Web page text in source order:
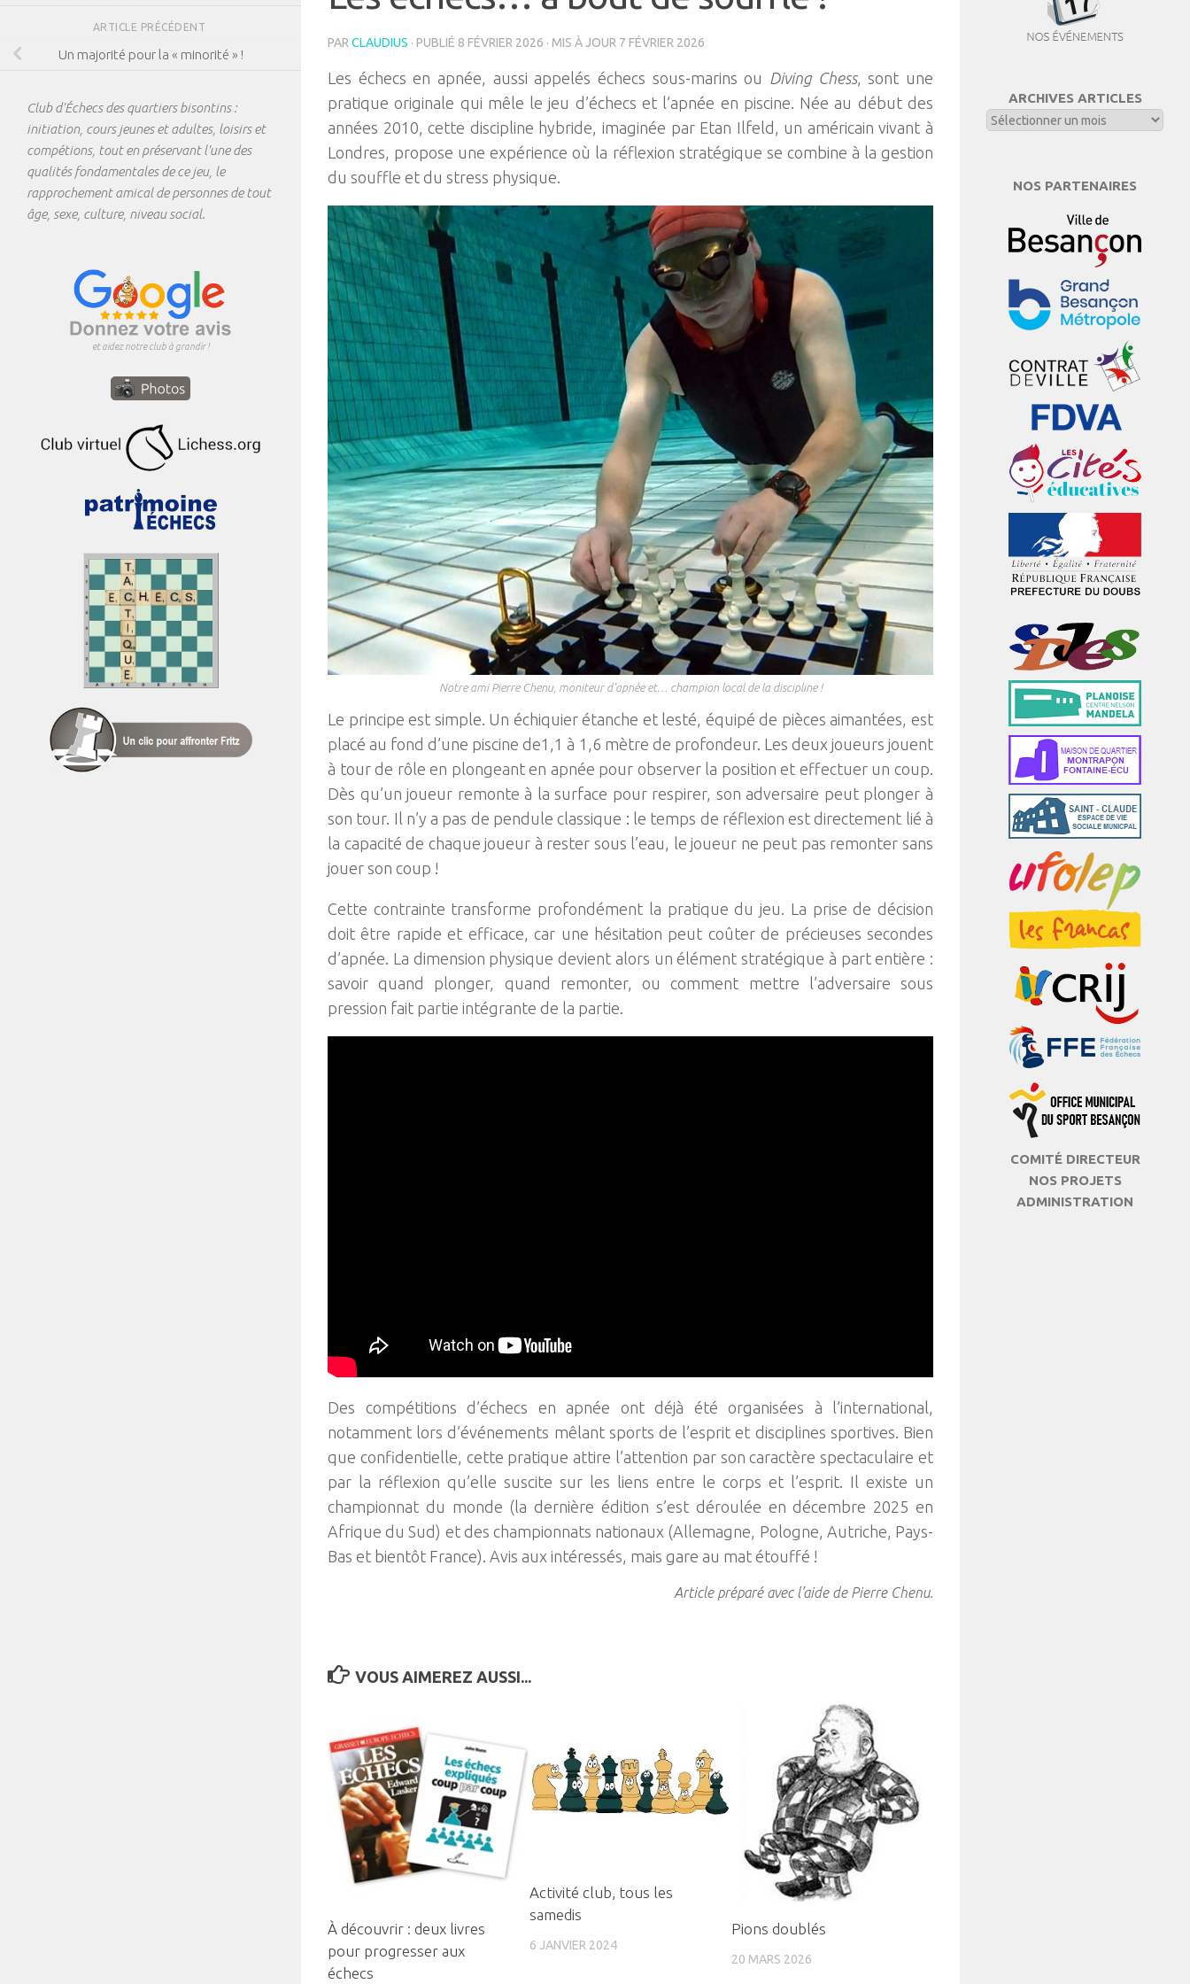
PAR CLAUDIUS · PUBLIÉ 8 FÉVRIER 2026 · MIS À JOUR 7 FÉVRIER 2026
Les échecs en apnée, aussi appelés échecs sous-marins ou Diving Chess, sont une
pratique originale qui mêle le jeu d’échecs et l’apnée en piscine. Née au début des
années 2010, cette discipline hybride, imaginée par Etan Ilfeld, un américain vivant à
Londres, propose une expérience où la réflexion stratégique se combine à la gestion
du souffle et du stress physique.
Notre ami Pierre Chenu, moniteur d’apnée et… champion local de la discipline !
Le principe est simple. Un échiquier étanche et lesté, équipé de pièces aimantées, est
placé au fond d’une piscine de1,1 à 1,6 mètre de profondeur. Les deux joueurs jouent
à tour de rôle en plongeant en apnée pour observer la position et effectuer un coup.
Dès qu’un joueur remonte à la surface pour respirer, son adversaire peut plonger à
son tour. Il n’y a pas de pendule classique : le temps de réflexion est directement lié à
la capacité de chaque joueur à rester sous l’eau, le joueur ne peut pas remonter sans
jouer son coup !
Cette contrainte transforme profondément la pratique du jeu. La prise de décision
doit être rapide et efficace, car une hésitation peut coûter de précieuses secondes
d’apnée. La dimension physique devient alors un élément stratégique à part entière :
savoir quand plonger, quand remonter, ou comment mettre l’adversaire sous
pression fait partie intégrante de la partie.
Des compétitions d’échecs en apnée ont déjà été organisées à l’international,
notamment lors d’événements mêlant sports de l’esprit et disciplines sportives. Bien
que confidentielle, cette pratique attire l’attention par son caractère spectaculaire et
par la réflexion qu’elle suscite sur les liens entre le corps et l’esprit. Il existe un
championnat du monde (la dernière édition s’est déroulée en décembre 2025 en
Afrique du Sud) et des championnats nationaux (Allemagne, Pologne, Autriche, Pays-
Bas et bientôt France). Avis aux intéressés, mais gare au mat étouffé !
Article préparé avec l’aide de Pierre Chenu.
VOUS AIMEREZ AUSSI...
À découvrir : deux livres
pour progresser aux
échecs
Activité club, tous les
samedis
6 JANVIER 2024
Pions doublés
20 MARS 2026
ARTICLE PRÉCÉDENT
Un majorité pour la « minorité » !
Club d'Échecs des quartiers bisontins :
initiation, cours jeunes et adultes, loisirs et
compétions, tout en préservant l'une des
qualités fondamentales de ce jeu, le
rapprochement amical de personnes de tout
âge, sexe, culture, niveau social.
et aidez notre club à grandir !
ARCHIVES ARTICLES
NOS PARTENAIRES
COMITÉ DIRECTEUR
NOS PROJETS
ADMINISTRATION